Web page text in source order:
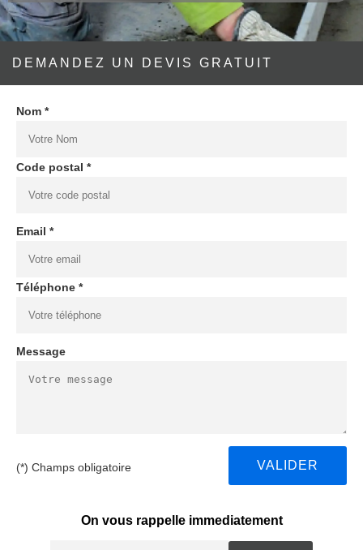
DEMANDEZ UN DEVIS GRATUIT
Nom *
Code postal *
Email *
Téléphone *
Message
(*) Champs obligatoire
On vous rappelle immediatement